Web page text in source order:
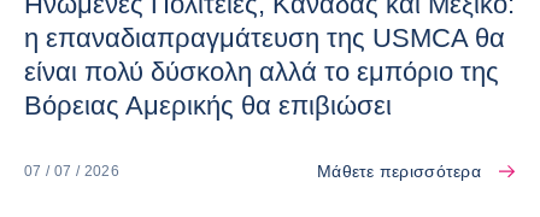
η επαναδιαπραγμάτευση της USMCA θα
είναι πολύ δύσκολη αλλά το εμπόριο της
Βόρειας Αμερικής θα επιβιώσει
07 / 07 / 2026 Μάθετε περισσότερα